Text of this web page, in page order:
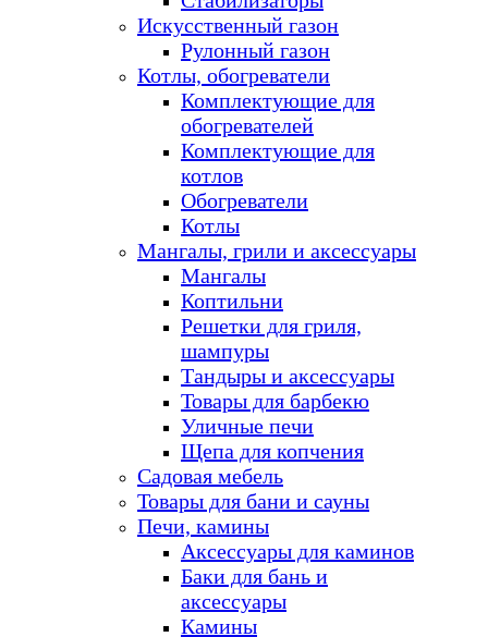
Искусственный газон
Рулонный газон
Котлы, обогреватели
Комплектующие для
обогревателей
Комплектующие для
котлов
Обогреватели
Котлы
Мангалы, грили и аксессуары
Мангалы
Коптильни
Решетки для гриля,
шампуры
Тандыры и аксессуары
Товары для барбекю
Уличные печи
Щепа для копчения
Садовая мебель
Товары для бани и сауны
Печи, камины
Аксессуары для каминов
Баки для бань и
аксессуары
Камины